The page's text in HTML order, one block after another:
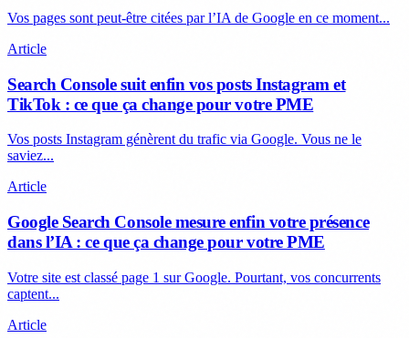
Vos pages sont peut-être citées par l’IA de Google en ce moment...
Article
Search Console suit enfin vos posts Instagram et
TikTok : ce que ça change pour votre PME
Vos posts Instagram génèrent du trafic via Google. Vous ne le
saviez...
Article
Google Search Console mesure enfin votre présence
dans l’IA : ce que ça change pour votre PME
Votre site est classé page 1 sur Google. Pourtant, vos concurrents
captent...
Article